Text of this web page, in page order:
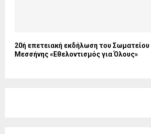
20ή επετειακή εκδήλωση του
Μεσσήνης «Εθελοντισμός για Όλους»